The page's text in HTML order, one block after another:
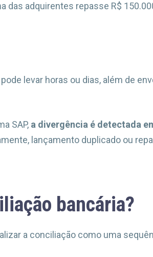
das adquirentes repasse R$
levar horas ou dias, além de
SAP, a divergência é detectada
lançamento duplicado ou
bancária?
a conciliação como uma